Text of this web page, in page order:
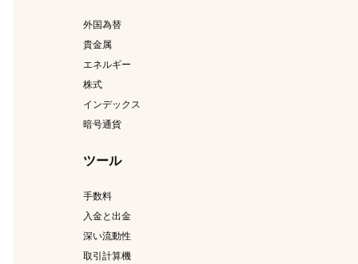
外国為替
貴金属
エネルギー
株式
インデックス
暗号通貨
ツール
手数料
入金と出金
深い流動性
取引計算機